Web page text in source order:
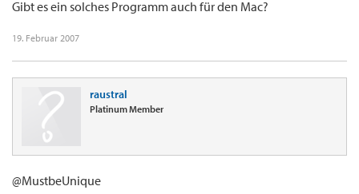
Gibt es ein solches Programm auch für den Mac?
19. Februar 2007
raustral
Platinum Member
@MustbeUnique